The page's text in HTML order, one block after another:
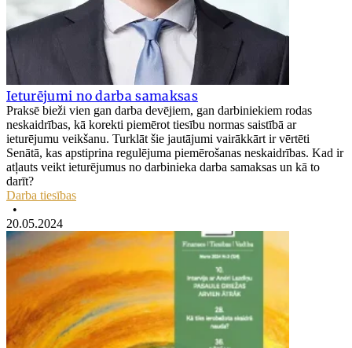
Ieturējumi no darba samaksas
Praksē bieži vien gan darba devējiem, gan darbiniekiem rodas
neskaidrības, kā korekti piemērot tiesību normas saistībā ar
ieturējumu veikšanu. Turklāt šie jautājumi vairākkārt ir vērtēti
Senātā, kas apstiprina regulējuma piemērošanas neskaidrības. Kad ir
atļauts veikt ieturējumus no darbinieka darba samaksas un kā to
darīt?
Darba tiesības
•
20.05.2024